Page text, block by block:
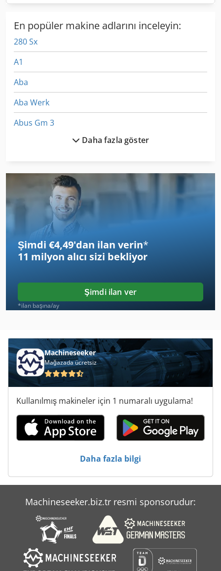
En popüler makine adlarını inceleyin:
280 Sx
A1
Aba
Aba Werk
Abus Gm 3
Abus Zlk
Adm 320
Af 222
Ahwi Uzm 580
Bant Konveyör
Bds Mab 480
Hakomatic B 1100
Hakomatic B 655
Hakomatic B 910
Kondia B 640
Konveyör Bantlar
Mc
Nef 280
Wa Acil Güç Teknoloji Gmbh
Daha fazla göster
Şimdi €4,49'dan ilan verin*
11 milyon alıcı sizi bekliyor
Şimdi ilan ver
*ilan başına/ay
Machineseeker
Mağazada ücretsiz
Kullanılmış makineler için 1 numaralı uygulama!
Daha fazla bilgi
Machineseeker.biz.tr resmi sponsorudur: